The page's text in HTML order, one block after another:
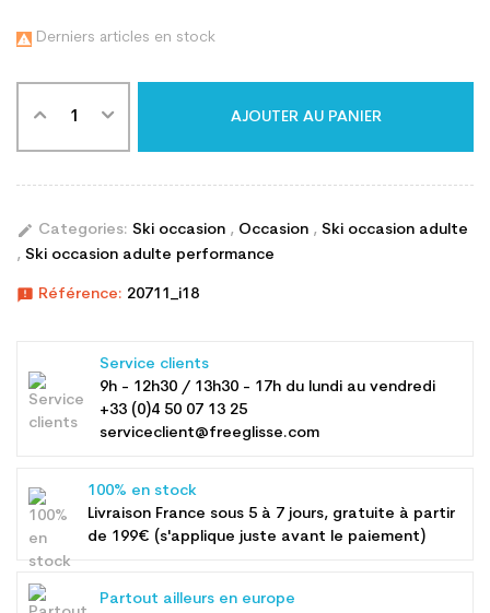
 Derniers articles en stock
AJOUTER AU PANIER
edit Categories: Ski occasion , Occasion , Ski occasion adulte
, Ski occasion adulte performance
announcement Référence: 20711_i18
Service clients
9h - 12h30 / 13h30 - 17h du lundi au vendredi
+33 (0)4 50 07 13 25
serviceclient@freeglisse.com
100% en stock
Livraison France sous 5 à 7 jours, gratuite à partir
de 199€ (s'applique juste avant le paiement)
Partout ailleurs en europe